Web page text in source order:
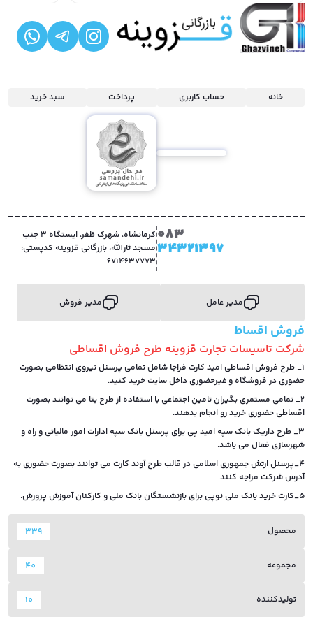
خانه حساب کاربری پرداخت سبد خرید
083
34321397
کرمانشاه، شهرک ظفر، ایستگاه 3 جنب
مسجد ثارالله، بازرگانی قزوینه کدپستی:
6714637773
مدیر عامل مدیر فروش
فروش اقساط
شرکت تاسیسات تجارت قزوینه طرح فروش اقساطی
1_ طرح فروش اقساطی امید کارت فراجا شامل تمامی پرسنل نیروی انتظامی بصورت
حضوری در فروشگاه و غیرحضوری داخل سایت خرید کنید.
2_ تمامی مستمری بگیران تامین اجتماعی با استفاده از طرح بتا می توانند بصورت
اقساطی حضوری خرید رو انجام بدهند.
3_ طرح داریک بانک سپه امید پی برای پرسنل بانک سپه ادارات امور مالیاتی و راه و
شهرسازی فعال می باشد.
4_پرسنل ارتش جمهوری اسلامی در قالب طرح آوند کارت می توانند بصورت حضوری به
آدرس شرکت مراجه کنند.
5_کارت خرید بانک ملی نوپی برای بازنشستگان بانک ملی و کارکنان آموزش پرورش.
339 محصول
40 مجموعه
10 تولیدکننده